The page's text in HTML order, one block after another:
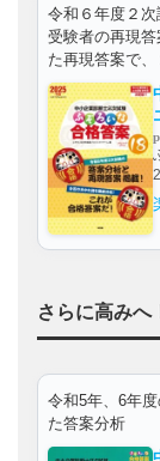
令和６年度２次
受験者の再現
た再現答案で、
さらに高みへ
令和5年、6年
た答案分析